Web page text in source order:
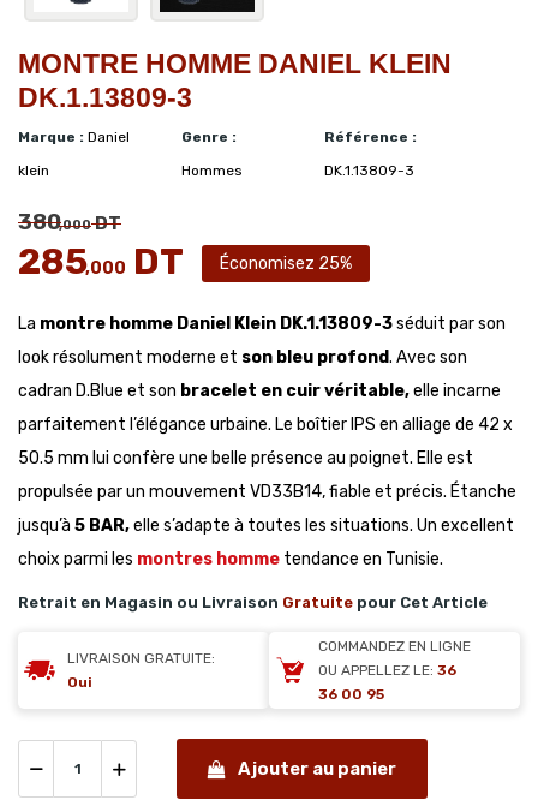
MONTRE HOMME DANIEL KLEIN
DK.1.13809-3
Marque : Daniel
klein
Genre :
Hommes
Référence :
DK.1.13809-3
380,000DT
285,000 DT Économisez 25%
La montre homme Daniel Klein DK.1.13809-3séduit par son
look résolument moderne et son bleu profond. Avec son
cadran D.Blue et son bracelet en cuir véritable,elle incarne
parfaitement l’élégance urbaine. Le boîtier IPS en alliage de 42 x
50.5 mm lui confère une belle présence au poignet. Elle est
propulsée par un mouvement VD33B14, fiable et précis. Étanche
jusqu’à 5 BAR,elle s’adapte à toutes les situations. Un excellent
choix parmi les montres homme tendance en Tunisie.
Retrait en Magasin ou Livraison Gratuite pour Cet Article
LIVRAISON GRATUITE:
Oui
COMMANDEZ EN LIGNE
OU APPELLEZ LE: 36
36 00 95
Ajouter au panier